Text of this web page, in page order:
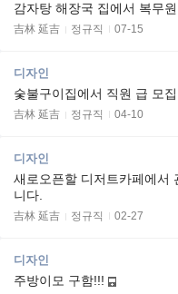
감자탕 해장국 집에서 복무
吉林 延吉 정규직 07-15
디자인
숯불구이집에서 직원 급 모
吉林 延吉 정규직 04-10
디자인
새로오픈할 디저트카페에서
니다.
吉林 延吉 정규직 02-27
디자인
주방이모 구함!!!